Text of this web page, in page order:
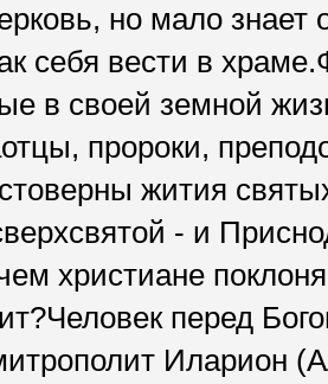
но мало
себя вести в
в своей земной
пророки,
жития
- и
христиане
перед
Иларион